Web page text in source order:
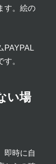
す。絵の
PAYPAL
。
い場
即時に自